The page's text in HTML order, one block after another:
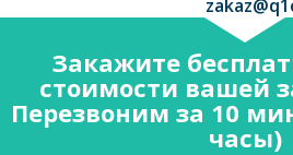
Закажите
стоимости вашей
Перезвоним за 10
часы)